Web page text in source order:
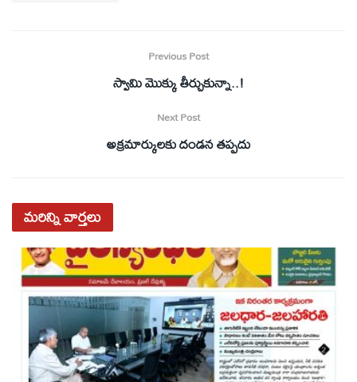
Previous Post
స్వామి మొక్కు తీర్చుకున్నా..!
Next Post
అక్రమార్కులకు దండన తప్పదు
మరిన్నివార్తలు